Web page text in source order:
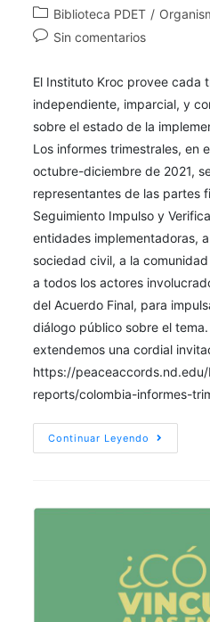
Biblioteca PDET /
Sin comentarios
El Instituto Kroc provee cada
independiente, imparcial, y
sobre el estado de la
Los informes trimestrales, en
octubre-diciembre de 2021,
representantes de las partes
Seguimiento Impulso y
entidades implementadoras,
sociedad civil, a la
a todos los actores
del Acuerdo Final, para
diálogo público sobre el
extendemos una cordial
https://
reports/colombia-informes-
Continuar Leyendo